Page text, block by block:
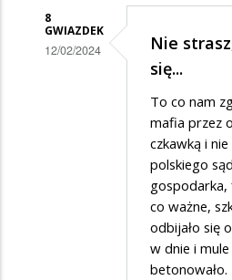
8
GWIAZDEK
12/02/2024
Nie
się...
To co nam
mafia przez
czkawką i
polskiego
gospodarka,
co ważne,
odbijało się
w dnie i